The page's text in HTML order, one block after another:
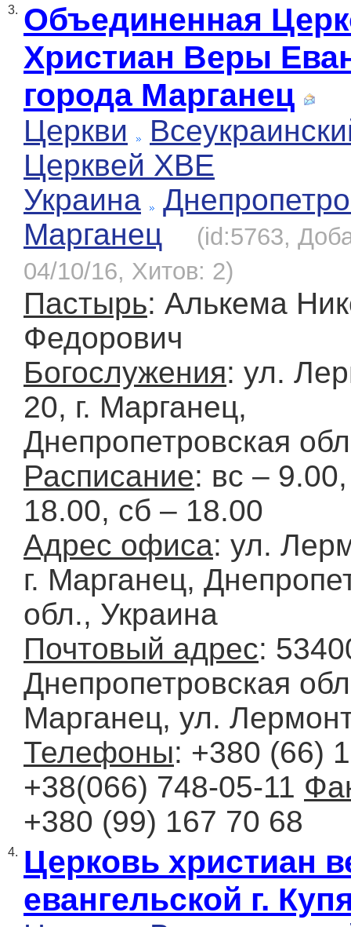
3. Объединенная
Христиан Веры
города Марганец
Церкви
Церквей ХВЕ
Украина
Марганец
(id:5763,
04/10/16, Хитов: 2)
Пастырь: Алькема
Федорович
Богослужения: ул.
20, г. Марганец,
Днепропетровская
Расписание: вс –
18.00, сб – 18.00
Адрес офиса: ул.
г. Марганец,
обл., Украина
Почтовый адрес:
Днепропетровская
Марганец, ул.
Телефоны: +380 (66)
+38(066) 748-05-11
+380 (99) 167 70 68
4. Церковь христиан
евангельской г.